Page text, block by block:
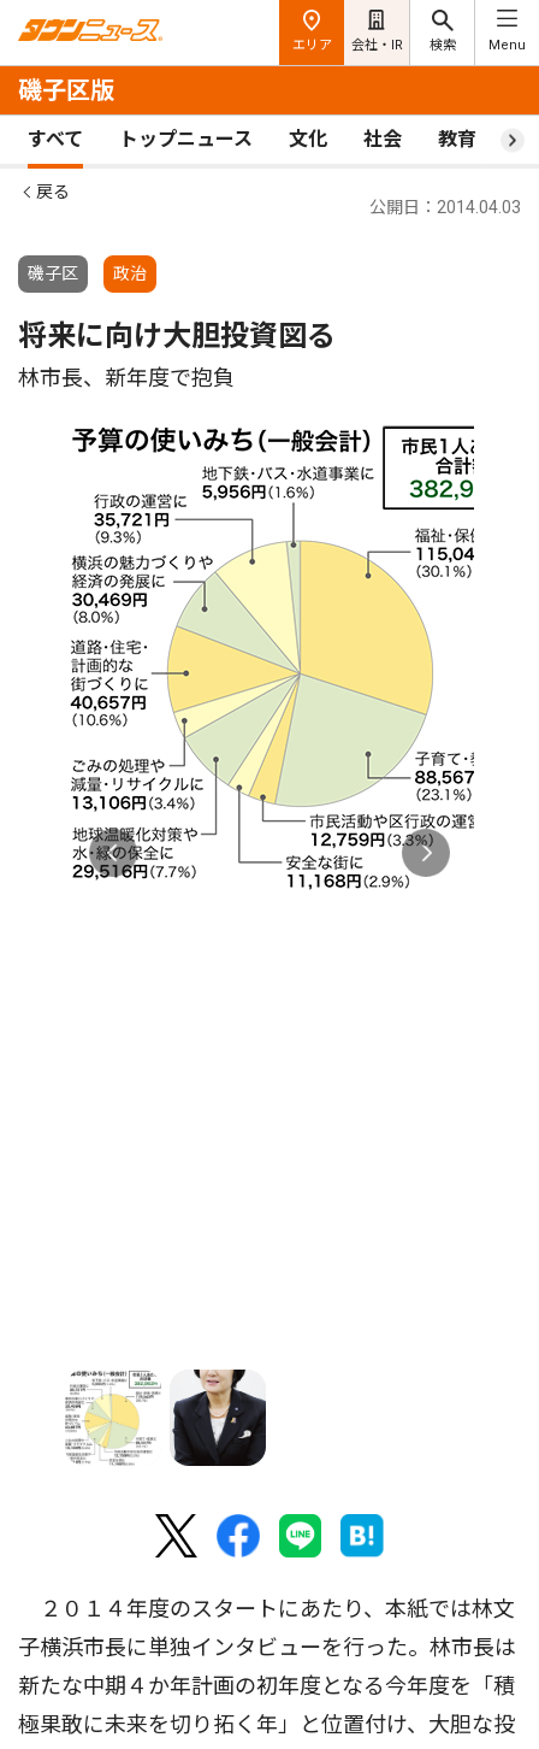
エリア 会社・IR 検索 Menu
磯子区版
すべて トップニュース 文化 社会 教育 ス
戻る
磯子区 政治
公開日：2014.04.03
将来に向け大胆投資図る
林市長、新年度で抱負
２０１４年度のスタートにあたり、本紙では林文
子横浜市長に単独インタビューを行った。林市長は
新たな中期４か年計画の初年度となる今年度を「積
極果敢に未来を切り拓く年」と位置付け、大胆な投